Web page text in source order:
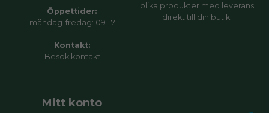
Öppettider:
måndag-fredag: 09-17
Kontakt:
Besök kontakt
olika produkter med leverans
direkt till din butik.
Mitt konto